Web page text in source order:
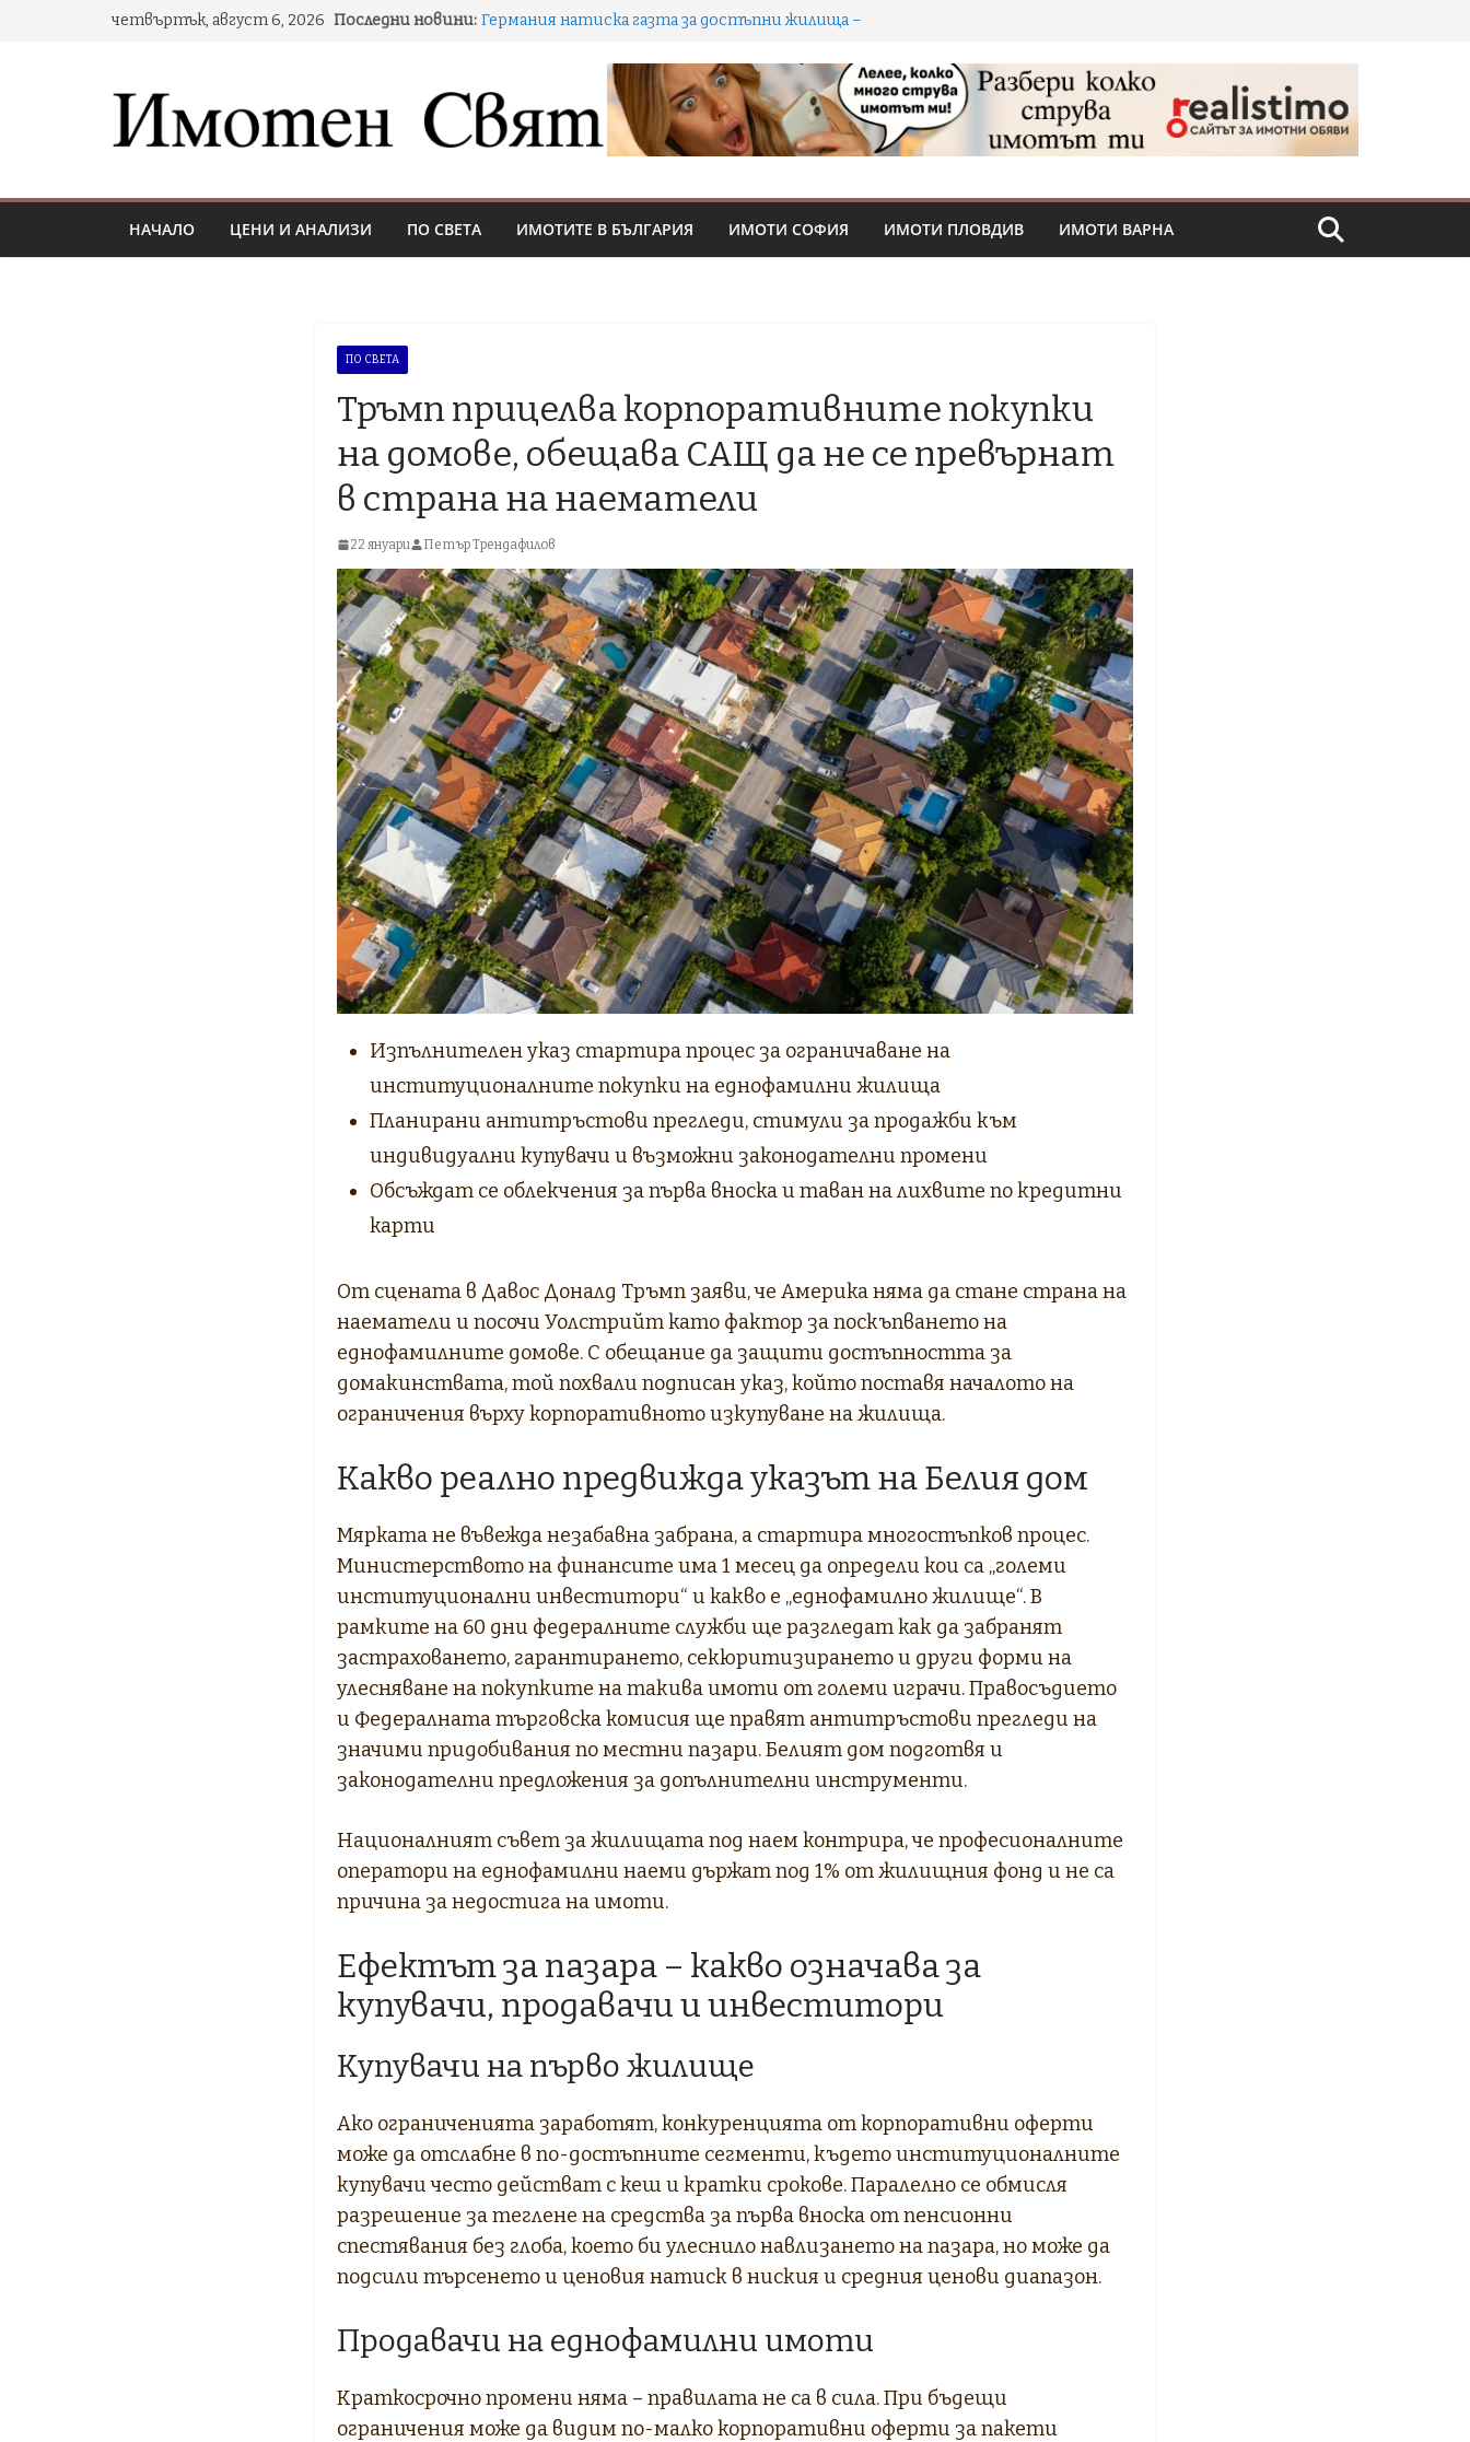
четвъртък, август 6, 2026 Последни новини: Германия натиска газта за достъпни жилища –
и ускорени разрешителни
Как уроците от мениджмънта носят предимство
на купувачи и инвеститори в охладняващия
имотен пазар
Дворът не винаги е паркинг: кога е обща част и кой
Кешът се стопи: 70-73% от покупките в София са
Сделките с имоти падат с 18% през Q2 2026 –
пазарът охладнява, цените се държат
НАЧАЛО ЦЕНИ И АНАЛИЗИ ПО СВЕТА ИМОТИТЕ В БЪЛГАРИЯ ИМОТИ СОФИЯ ИМОТИ ПЛОВДИВ ИМОТИ ВАРНА
ПО СВЕТА
Тръмп прицелва корпоративните покупки
на домове, обещава САЩ да не се превърнат
в страна на наематели
22 януари Петър Трендафилов
Изпълнителен указ стартира процес за ограничаване на
институционалните покупки на еднофамилни жилища
Планирани антитръстови прегледи, стимули за продажби към
индивидуални купувачи и възможни законодателни промени
Обсъждат се облекчения за първа вноска и таван на лихвите по кредитни
карти
От сцената в Давос Доналд Тръмп заяви, че Америка няма да стане страна на
наематели и посочи Уолстрийт като фактор за поскъпването на
еднофамилните домове. С обещание да защити достъпността за
домакинствата, той похвали подписан указ, който поставя началото на
ограничения върху корпоративното изкупуване на жилища.
Какво реално предвижда указът на Белия дом
Мярката не въвежда незабавна забрана, а стартира многостъпков процес.
Министерството на финансите има 1 месец да определи кои са „големи
институционални инвеститори“ и какво е „еднофамилно жилище“. В
рамките на 60 дни федералните служби ще разгледат как да забранят
застраховането, гарантирането, секюритизирането и други форми на
улесняване на покупките на такива имоти от големи играчи. Правосъдието
и Федералната търговска комисия ще правят антитръстови прегледи на
значими придобивания по местни пазари. Белият дом подготвя и
законодателни предложения за допълнителни инструменти.
Националният съвет за жилищата под наем контрира, че професионалните
оператори на еднофамилни наеми държат под 1% от жилищния фонд и не са
причина за недостига на имоти.
Ефектът за пазара – какво означава за
купувачи, продавачи и инвеститори
Купувачи на първо жилище
Ако ограниченията заработят, конкуренцията от корпоративни оферти
може да отслабне в по-достъпните сегменти, където институционалните
купувачи често действат с кеш и кратки срокове. Паралелно се обмисля
разрешение за теглене на средства за първа вноска от пенсионни
спестявания без глоба, което би улеснило навлизането на пазара, но може да
подсили търсенето и ценовия натиск в ниския и средния ценови диапазон.
Продавачи на еднофамилни имоти
Краткосрочно промени няма – правилата не са в сила. При бъдещи
ограничения може да видим по-малко корпоративни оферти за пакети